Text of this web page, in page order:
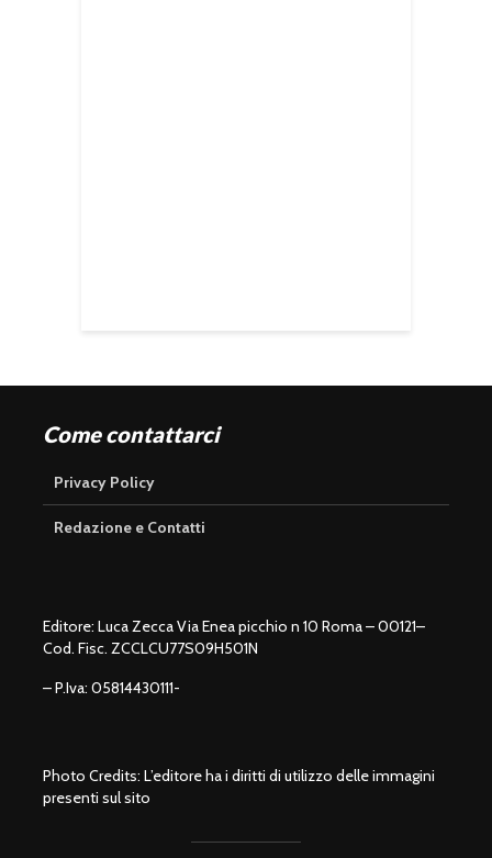
Come contattarci
Privacy Policy
Redazione e Contatti
Editore: Luca Zecca Via Enea picchio n 10 Roma – 00121–
Cod. Fisc. ZCCLCU77S09H501N
– P.Iva: 05814430111-
Photo Credits: L’editore ha i diritti di utilizzo delle immagini
presenti sul sito